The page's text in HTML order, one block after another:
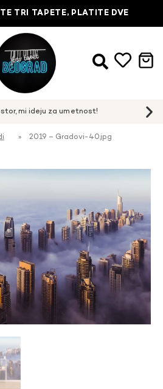
TRI TAPETE, PLATITE DVE
» 2019 – Gradovi-40.jpg